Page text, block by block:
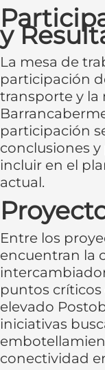
y
La mesa de
participación
transporte y la
participación
conclusiones
incluir en el
actual.
Entre los
encuentran la
puntos
elevado
iniciativas
conectividad